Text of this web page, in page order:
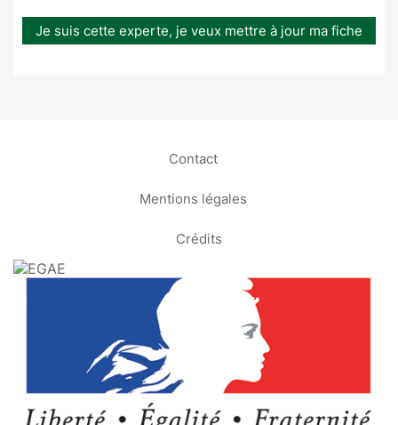
Je suis cette experte, je veux mettre à jour ma fiche
Contact
Mentions légales
Crédits